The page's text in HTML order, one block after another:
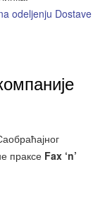
odeljenju Dostave
праксе Fax ‘n’